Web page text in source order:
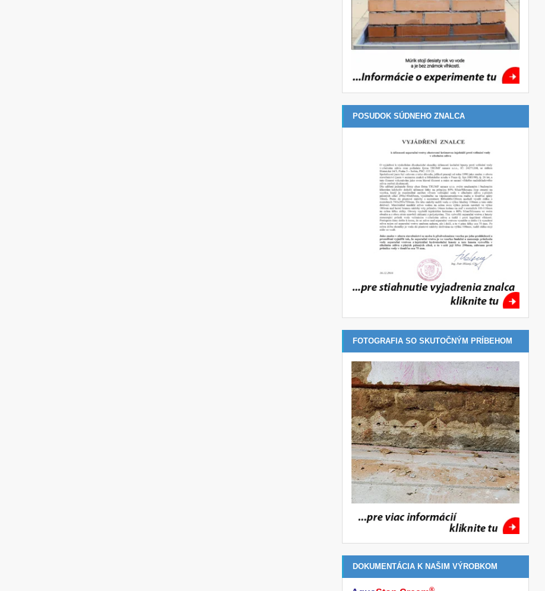
POSUDOK SÚDNEHO ZNALCA
FOTOGRAFIA SO SKUTOČNÝM PRÍBEHOM
DOKUMENTÁCIA K NAŠIM VÝROBKOM